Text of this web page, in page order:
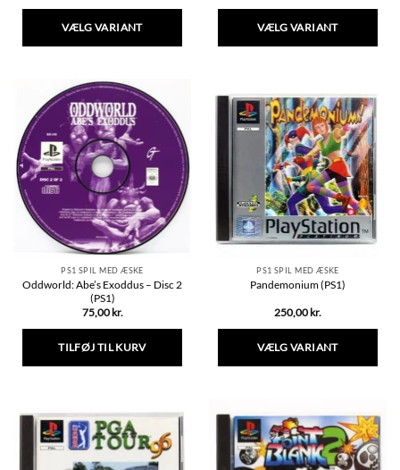
VÆLG VARIANT
har
flere
varianter.
Mulighederne
kan
vælges
på
varesiden
VÆLG VARIANT
flere
varianter.
Mulighederne
kan
vælges
på
varesiden
PS1 SPIL MED ÆSKE
Oddworld: Abe’s Exoddus – Disc 2
(PS1)
75,00 kr.
TILFØJ TIL KURV
PS1 SPIL MED ÆSKE
Pandemonium (PS1)
250,00 kr.
VÆLG VARIANT
flere
varianter.
Mulighederne